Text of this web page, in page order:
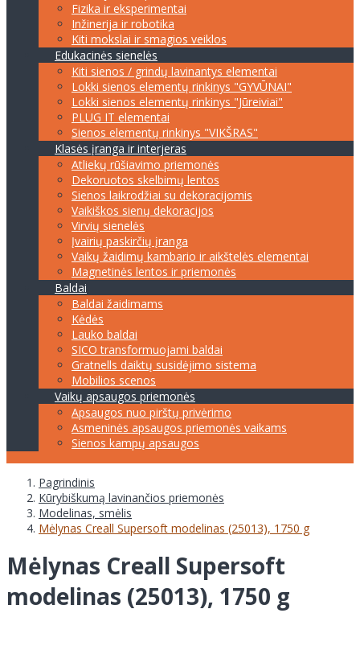
Fizika ir eksperimentai
Inžinerija ir robotika
Kiti mokslai ir smagios veiklos
Edukacinės sienelės
Kiti sienos / grindų lavinantys elementai
Lokki sienos elementų rinkinys "GYVŪNAI"
Lokki sienos elementų rinkinys "Jūreiviai"
PLUG IT elementai
Sienos elementų rinkinys "VIKŠRAS"
Klasės įranga ir interjeras
Atliekų rūšiavimo priemonės
Dekoruotos skelbimų lentos
Sienos laikrodžiai su dekoracijomis
Vaikiškos sienų dekoracijos
Virvių sienelės
Įvairių paskirčių įranga
Vaikų žaidimų kambario ir aikštelės elementai
Magnetinės lentos ir priemonės
Baldai
Baldai žaidimams
Kėdės
Lauko baldai
SICO transformuojami baldai
Gratnells daiktų susidėjimo sistema
Mobilios scenos
Vaikų apsaugos priemonės
Apsaugos nuo pirštų privėrimo
Asmeninės apsaugos priemonės vaikams
Sienos kampų apsaugos
Pagrindinis
Kūrybiškumą lavinančios priemonės
Modelinas, smėlis
Mėlynas Creall Supersoft modelinas (25013), 1750 g
Mėlynas Creall Supersoft
modelinas (25013), 1750 g